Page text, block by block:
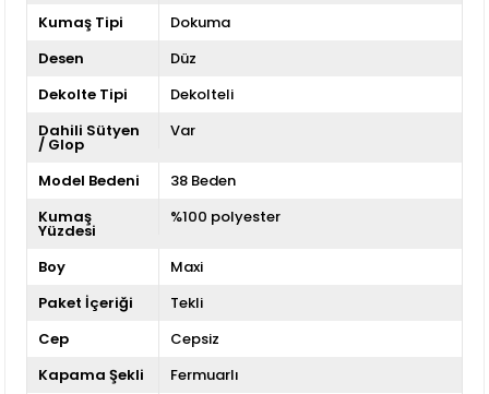
Kumaş Tipi
Dokuma
Desen
Düz
Dekolte Tipi
Dekolteli
Dahili Sütyen
/ Glop
Var
Model Bedeni
38 Beden
Kumaş
Yüzdesi
%100 polyester
Boy
Maxi
Paket İçeriği
Tekli
Cep
Cepsiz
Kapama Şekli
Fermuarlı